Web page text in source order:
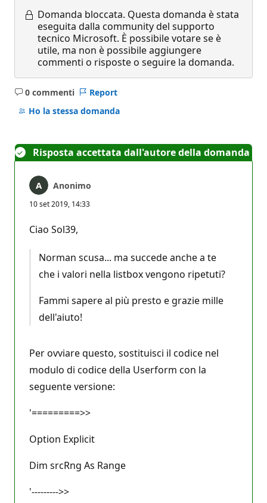
Domanda bloccata. Questa domanda è stata
eseguita dalla community del supporto
tecnico Microsoft. È possibile votare se è
utile, ma non è possibile aggiungere
commenti o risposte o seguire la domanda.
0 commenti
Nessun
commento
Report
Ho la stessa domanda
Risposta accettata dall'autore della domanda
Anonimo
10 set 2019, 14:33
Ciao Sol39,
Norman scusa... ma succede anche a te
che i valori nella listbox vengono ripetuti?
Fammi sapere al più presto e grazie mille
dell'aiuto!
Per ovviare questo, sostituisci il codice nel
modulo di codice della Userform con la
seguente versione:
'=========>>
Option Explicit
Dim srcRng As Range
'--------->>